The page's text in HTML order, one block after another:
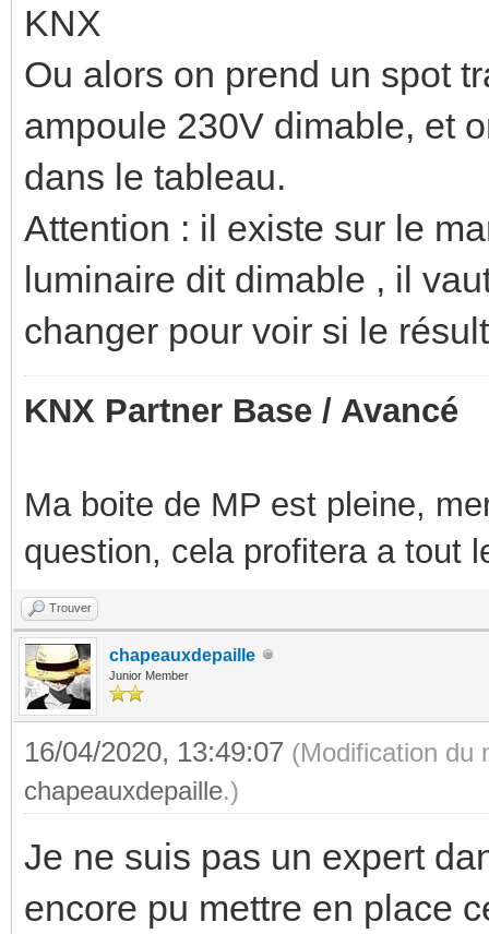
KNX
Ou alors on prend un spot
ampoule 230V dimable, et
dans le tableau.
Attention : il existe sur le
luminaire dit dimable , il
changer pour voir si le
KNX Partner Base / Avancé
Ma boite de MP est pleine,
question, cela profitera a tout
Trouver
chapeauxdepaille
Junior Member
16/04/2020, 13:49:07 (Modification du
chapeauxdepaille.)
Je ne suis pas un expert
encore pu mettre en place